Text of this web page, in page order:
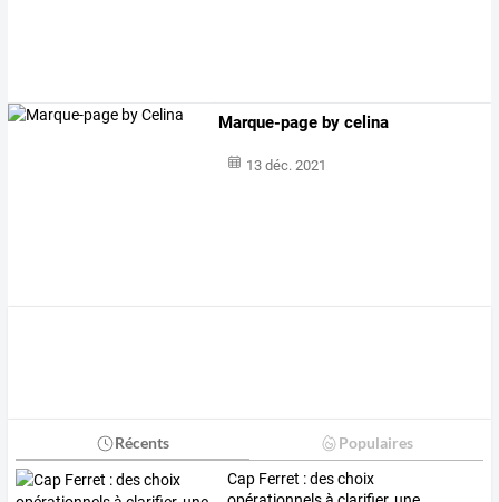
Marque-page by celina
13 déc. 2021
Récents Populaires
Cap Ferret :deschoix